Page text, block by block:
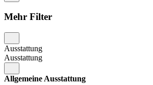
Mehr Filter
Ausstattung
Ausstattung
Allgemeine Ausstattung